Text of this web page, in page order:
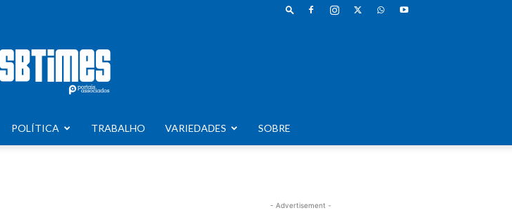
POLÍTICA TRABALHO VARIEDADES SOBRE
- Advertisement -